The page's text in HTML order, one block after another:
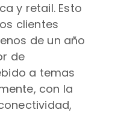
y retail. Esto
clientes
de un año
de
a temas
con la